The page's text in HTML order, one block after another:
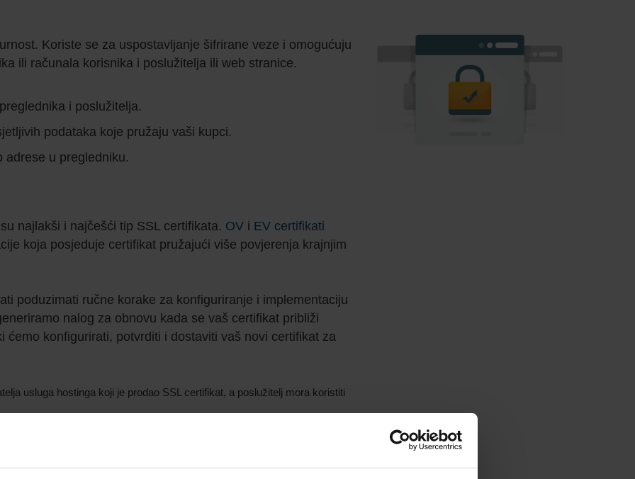
Koriste se za uspostavljanje šifrirane veze i omogućuju
ili računala korisnika i poslužitelja ili web stranice.
i poslužitelja.
podataka koje pružaju vaši kupci.
adrese u pregledniku.
najlakši i najčešći tip SSL certifikata. OV i EV certifikati
koja posjeduje certifikat pružajući više povjerenja krajnjim
poduzimati ručne korake za konfiguriranje i implementaciju
nalog za obnovu kada se vaš certifikat približi
ćemo konfigurirati, potvrditi i dostaviti vaš novi certifikat za
usluga hostinga koji je prodao SSL certifikat, a poslužitelj mora koristiti